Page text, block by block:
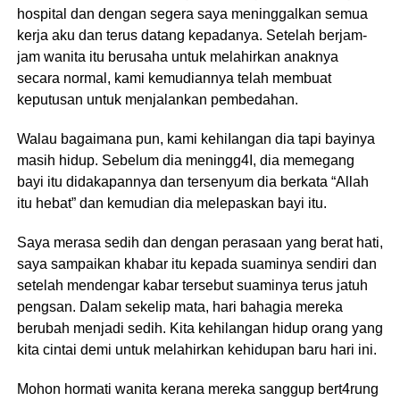
hospital dan dengan segera saya meninggalkan semua
kerja aku dan terus datang kepadanya. Setelah berjam-
jam wanita itu berusaha untuk melahirkan anaknya
secara normal, kami kemudiannya telah membuat
keputusan untuk menjalankan pembedahan.
Walau bagaimana pun, kami kehiIangan dia tapi bayinya
masih hidup. Sebelum dia meningg4I, dia memegang
bayi itu didakapannya dan tersenyum dia berkata “Allah
itu hebat” dan kemudian dia melepaskan bayi itu.
Saya merasa sedih dan dengan perasaan yang berat hati,
saya sampaikan khabar itu kepada suaminya sendiri dan
setelah mendengar kabar tersebut suaminya terus jatuh
pengsan. Dalam sekelip mata, hari bahagia mereka
berubah menjadi sedih. Kita kehilangan hidup orang yang
kita cintai demi untuk melahirkan kehidupan baru hari ini.
Mohon hormati wanita kerana mereka sanggup bert4rung